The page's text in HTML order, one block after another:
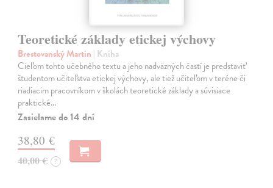
Teoretické základy etickej výchovy
Brestovanský Martin | Kniha
Cieľom tohto učebného textu a jeho nadväzných častí je predstaviť
študentom učiteľstva etickej výchovy, ale tiež učiteľom v teréne či
riadiacim pracovníkom v školách teoretické základy a súvisiace
praktické…
Zasielame do 14 dní
38,80 €
40,00 € ?